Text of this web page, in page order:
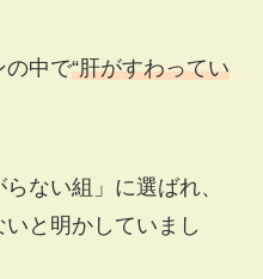
の中で“肝がすわってい
ない組」に選ばれ、
と明かしていまし